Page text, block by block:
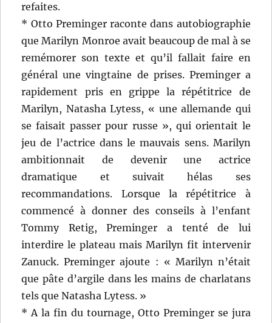
refaites.
* Otto Preminger raconte dans autobiographie
que Marilyn Monroe avait beaucoup de mal à se
remémorer son texte et qu’il fallait faire en
général une vingtaine de prises. Preminger a
rapidement pris en grippe la répétitrice de
Marilyn, Natasha Lytess, « une allemande qui
se faisait passer pour russe », qui orientait le
jeu de l’actrice dans le mauvais sens. Marilyn
ambitionnait de devenir une actrice
dramatique et suivait hélas ses
recommandations. Lorsque la répétitrice à
commencé à donner des conseils à l’enfant
Tommy Retig, Preminger a tenté de lui
interdire le plateau mais Marilyn fit intervenir
Zanuck. Preminger ajoute : « Marilyn n’était
que pâte d’argile dans les mains de charlatans
tels que Natasha Lytess. »
* A la fin du tournage, Otto Preminger se jura